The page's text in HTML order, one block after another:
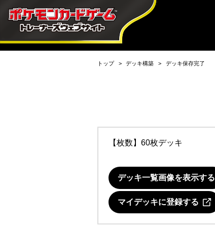
トップ デッキ構築 デッキ保存完了
【枚数】60枚デッキ
デッキ一覧画像を表示する
マイデッキに登録する